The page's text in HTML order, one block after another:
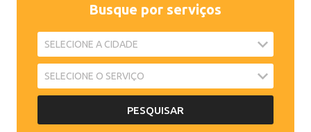
Busque por serviços